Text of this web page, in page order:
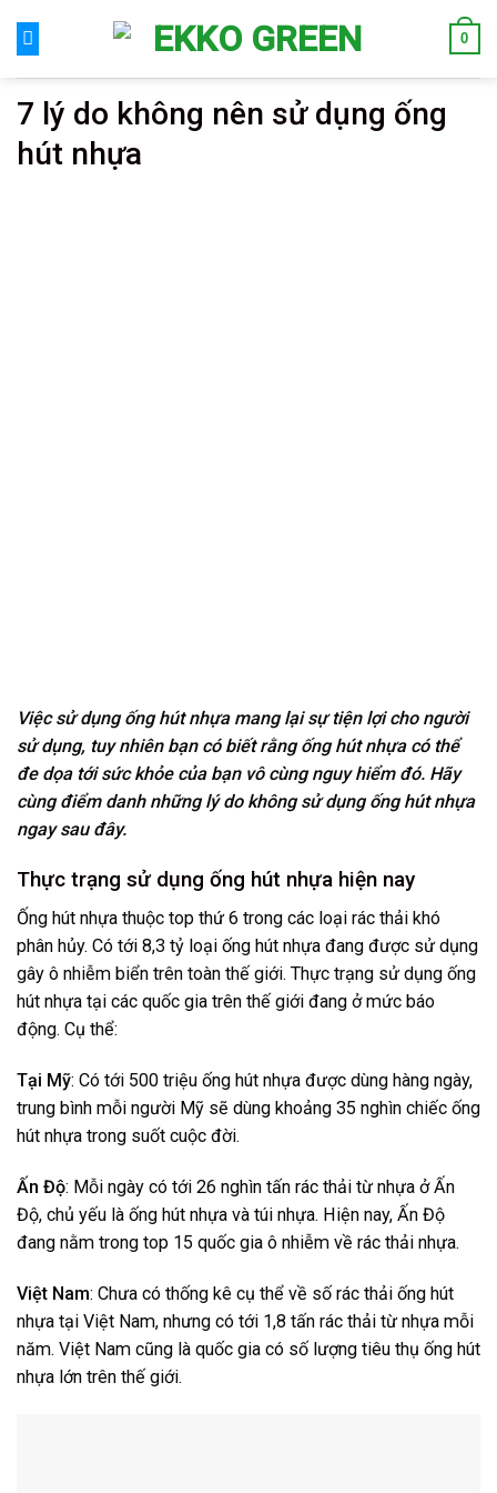
0
7 lý do không nên sử dụng ống
hút nhựa
Việc sử dụng ống hút nhựa mang lại sự tiện lợi cho người
sử dụng, tuy nhiên bạn có biết rằng ống hút nhựa có thể
đe dọa tới sức khỏe của bạn vô cùng nguy hiểm đó. Hãy
cùng điểm danh những lý do không sử dụng ống hút nhựa
ngay sau đây.
Thực trạng sử dụng ống hút nhựa hiện nay
Ống hút nhựa thuộc top thứ 6 trong các loại rác thải khó
phân hủy. Có tới 8,3 tỷ loại ống hút nhựa đang được sử dụng
gây ô nhiễm biển trên toàn thế giới. Thực trạng sử dụng ống
hút nhựa tại các quốc gia trên thế giới đang ở mức báo
động. Cụ thể:
Tại Mỹ: Có tới 500 triệu ống hút nhựa được dùng hàng ngày,
trung bình mỗi người Mỹ sẽ dùng khoảng 35 nghìn chiếc ống
hút nhựa trong suốt cuộc đời.
Ấn Độ: Mỗi ngày có tới 26 nghìn tấn rác thải từ nhựa ở Ấn
Độ, chủ yếu là ống hút nhựa và túi nhựa. Hiện nay, Ấn Độ
đang nằm trong top 15 quốc gia ô nhiễm về rác thải nhựa.
Việt Nam: Chưa có thống kê cụ thể về số rác thải ống hút
nhựa tại Việt Nam, nhưng có tới 1,8 tấn rác thải từ nhựa mỗi
năm. Việt Nam cũng là quốc gia có số lượng tiêu thụ ống hút
nhựa lớn trên thế giới.